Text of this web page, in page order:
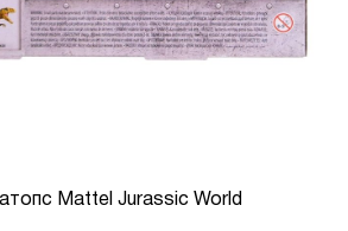
Mattel Jurassic World